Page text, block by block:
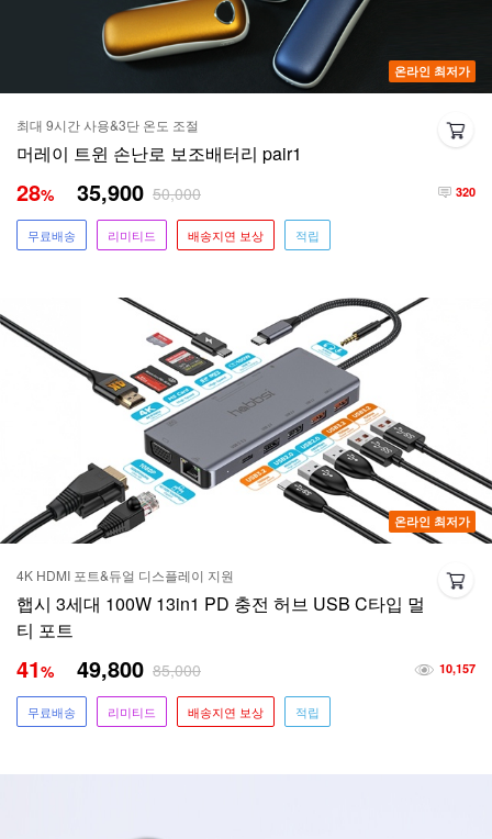
온라인 최저가
최대 9시간 사용&3단 온도 조절
머레이 트윈 손난로 보조배터리 pair1
320
28% 35,900 50,000
무료배송 리미티드 배송지연 보상 적립
온라인 최저가
4K HDMI 포트&듀얼 디스플레이 지원
햅시 3세대 100W 13in1 PD 충전 허브 USB C타입 멀
티 포트
10,157
41% 49,800 85,000
무료배송 리미티드 배송지연 보상 적립